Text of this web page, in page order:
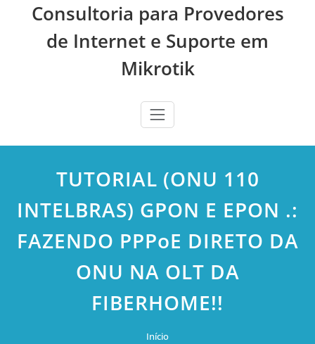
Consultoria para Provedores
de Internet e Suporte em
Mikrotik
TUTORIAL (ONU 110
INTELBRAS) GPON E EPON .:
FAZENDO PPPoE DIRETO DA
ONU NA OLT DA
FIBERHOME!!
Início